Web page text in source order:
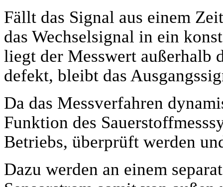
Fällt das Signal aus einem
das Wechselsignal in ein
liegt der Messwert außerhalb
defekt, bleibt das
Da das Messverfahren
Funktion des
Betriebs, überprüft werden
Dazu werden an einem